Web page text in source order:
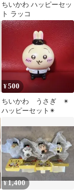
ちいかわ ハッピーセッ
ト ラッコ
¥500
ちいかわ うさぎ ✴︎
ハッピーセット✴︎
¥1,400